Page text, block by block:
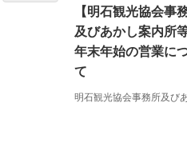
【明石観光協会事
及びあかし案内所等
年末年始の営業に
て